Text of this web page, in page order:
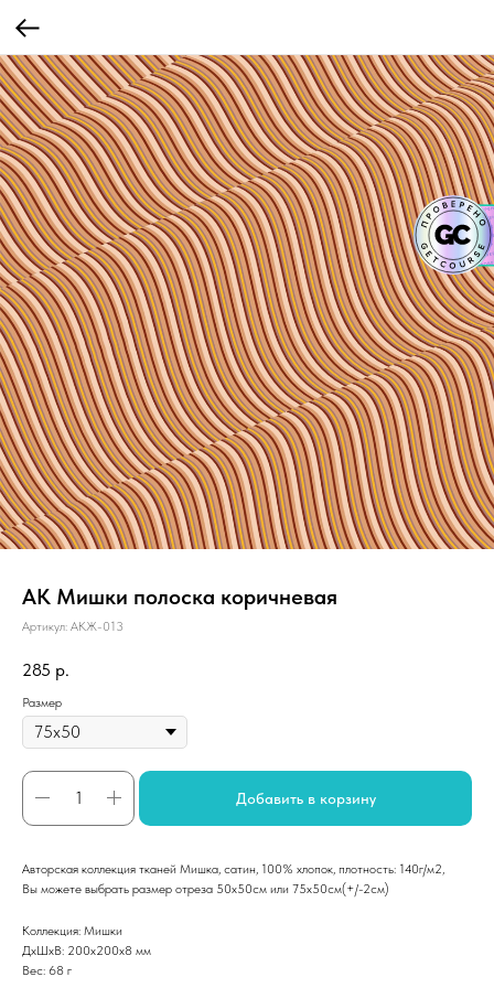
АК Мишки полоска коричневая
Артикул: АКЖ-013
285 р.
Размер
Добавить в корзину
Авторская коллекция тканей Мишка, сатин, 100% хлопок, плотность: 140г/м2,
Вы можете выбрать размер отреза 50х50см или 75х50см(+/-2см)
Коллекция: Мишки
ДxШxВ: 200x200x8 мм
Вес: 68 г